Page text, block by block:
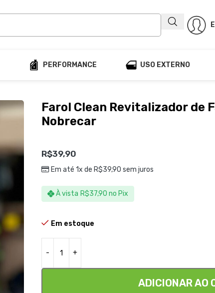
PERFORMANCE USO EXTERNO
Farol Clean Revitalizador de
Nobrecar
R$39,90
Em até 1x de R$39,90 sem juros
À vista R$37,90 no Pix
Em estoque
ADICIONAR AO